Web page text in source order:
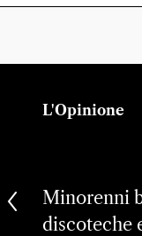
L'Opinione
Minorenni
discoteche